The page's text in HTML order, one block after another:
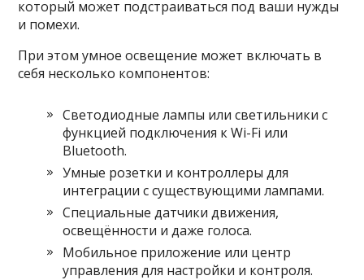
который может подстраиваться под ваши нужды
и помехи.
При этом умное освещение может включать в
себя несколько компонентов:
Светодиодные лампы или светильники с
функцией подключения к Wi-Fi или
Bluetooth.
Умные розетки и контроллеры для
интеграции с существующими лампами.
Специальные датчики движения,
освещённости и даже голоса.
Мобильное приложение или центр
управления для настройки и контроля.